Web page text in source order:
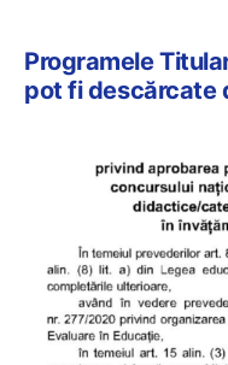
Programele
pot fi descărcate